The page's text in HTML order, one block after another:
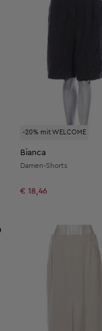
-20% mit WELCOME
Bianca
Damen-Shorts
€ 18,46